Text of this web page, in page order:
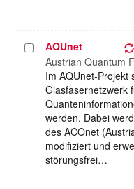
Projekt
auswählen
AQUnet
Austrian Quantum
Im AQUnet-Projekt
Glasfasernetzwerk
werden. Dabei
des ACOnet
modifiziert und
störungsfrei…